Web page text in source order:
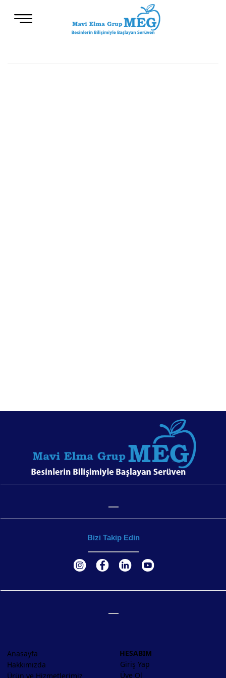
Bizi Takip Edin
Anasayfa
Hakkımızda
Ürün ve Hizmetlerimiz
HESABIM
Giriş Yap
Üye Ol